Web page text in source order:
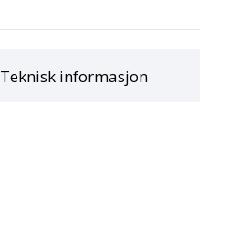
Teknisk informasjon